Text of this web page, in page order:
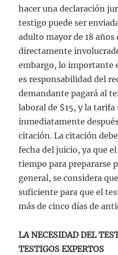
hacer una declaración
testigo puede ser
adulto mayor de 18 años
directamente
embargo, lo importante
es responsabilidad del
demandante pagará al
laboral de $15, y la tarifa
inmediatamente
citación. La citación
fecha del juicio, ya que
tiempo para prepararse
general, se considera
suficiente para que el
más de cinco días de
LA NECESIDAD DEL
TESTIGOS EXPERTOS